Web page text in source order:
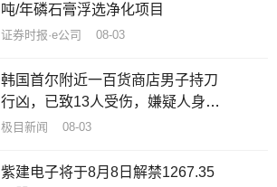
吨/年磷石膏浮选净化项目
证券时报·e公司 08-03
韩国首尔附近一百货商店男子持刀
行凶，已致13人受伤，嫌疑人身份
已确认
极目新闻 08-03
紫建电子将于8月8日解禁1267.35